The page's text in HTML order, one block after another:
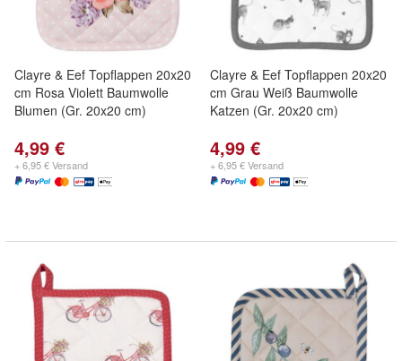
Clayre & Eef Topflappen 20x20
cm Rosa Violett Baumwolle
Blumen (Gr. 20x20 cm)
4,99 €
+ 6,95 € Versand
Clayre & Eef Topflappen 20x20
cm Grau Weiß Baumwolle
Katzen (Gr. 20x20 cm)
4,99 €
+ 6,95 € Versand